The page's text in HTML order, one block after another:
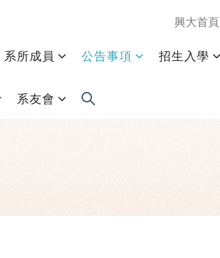
興大首頁
系所成員 公告事項 招生入學
系友會